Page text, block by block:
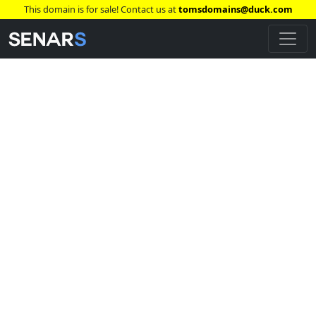
This domain is for sale! Contact us attomsdomains@duck.com